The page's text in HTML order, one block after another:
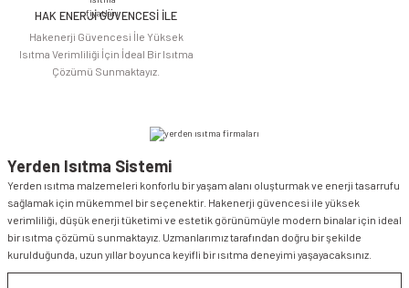
HAK ENERJİ GÜVENCESİ İLE
Hakenerji Güvencesi İle Yüksek
Isıtma Verimliliği İçin İdeal Bir Isıtma
Çözümü Sunmaktayız.
Yerden Isıtma Sistemi
Yerden ısıtma malzemeleri konforlu bir yaşam alanı oluşturmak ve enerji tasarrufu
sağlamak için mükemmel bir seçenektir. Hakenerji güvencesi ile yüksek
verimliliği, düşük enerji tüketimi ve estetik görünümüyle modern binalar için ideal
bir ısıtma çözümü sunmaktayız. Uzmanlarımız tarafından doğru bir şekilde
kurulduğunda, uzun yıllar boyunca keyifli bir ısıtma deneyimi yaşayacaksınız.